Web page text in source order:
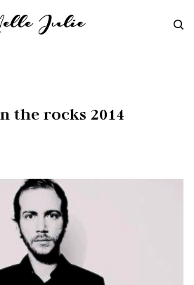
the rocks 2014